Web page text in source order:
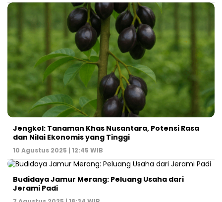
Jengkol: Tanaman Khas Nusantara, Potensi Rasa
dan Nilai Ekonomis yang Tinggi
10 Agustus 2025 | 12:45 WIB
Budidaya Jamur Merang: Peluang Usaha dari
Jerami Padi